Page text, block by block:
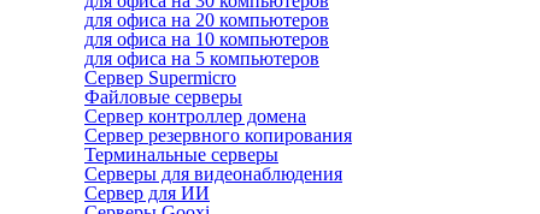
для офиса на 20 компьютеров
для офиса на 10 компьютеров
для офиса на 5 компьютеров
Сервер Supermicro
Файловые серверы
Сервер контроллер домена
Сервер резервного копирования
Терминальные серверы
Серверы для видеонаблюдения
Сервер для ИИ